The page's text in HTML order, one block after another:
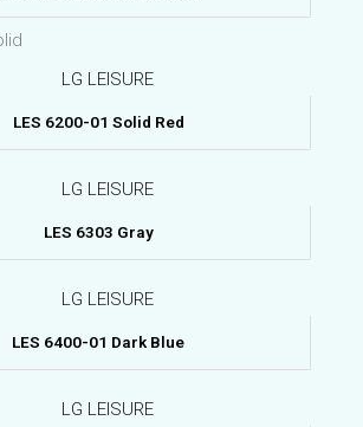
LES 6200-01 Solid Red
LES 6303 Gray
LES 6400-01 Dark Blue